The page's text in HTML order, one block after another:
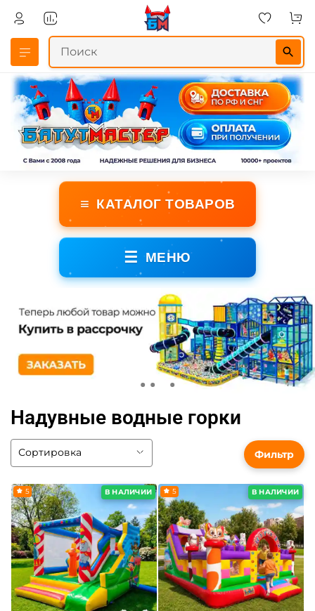
≡ КАТАЛОГ ТОВАРОВ
☰ МЕНЮ
Надувные водные горки
В НАЛИЧИИ
5 В НАЛИЧИИ
5
Фильтр